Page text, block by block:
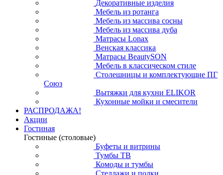
Декоративные изделия
Мебель из ротанга
Мебель из массива сосны
Мебель из массива дуба
Матрасы Lonax
Венская классика
Матрасы BeautySON
Мебель в классическом стиле
Столешницы и комплектующие ПГ
Союз
Вытяжки для кухни ELIKOR
Кухонные мойки и смесители
РАСПРОДАЖА!
Акции
Гостиная
Гостиные (столовые)
Буфеты и витрины
Тумбы ТВ
Комоды и тумбы
Стеллажи и полки